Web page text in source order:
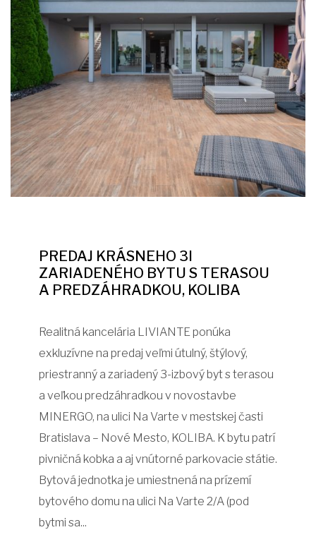
PREDAJ KRÁSNEHO 3I
ZARIADENÉHO BYTU S TERASOU
A PREDZÁHRADKOU, KOLIBA
Realitná kancelária LIVIANTE ponúka
exkluzívne na predaj veľmi útulný, štýlový,
priestranný a zariadený 3-izbový byt s terasou
a veľkou predzáhradkou v novostavbe
MINERGO, na ulici Na Varte v mestskej časti
Bratislava – Nové Mesto, KOLIBA. K bytu patrí
pivničná kobka a aj vnútorné parkovacie státie.
Bytová jednotka je umiestnená na prízemí
bytového domu na ulici Na Varte 2/A (pod
bytmi sa...